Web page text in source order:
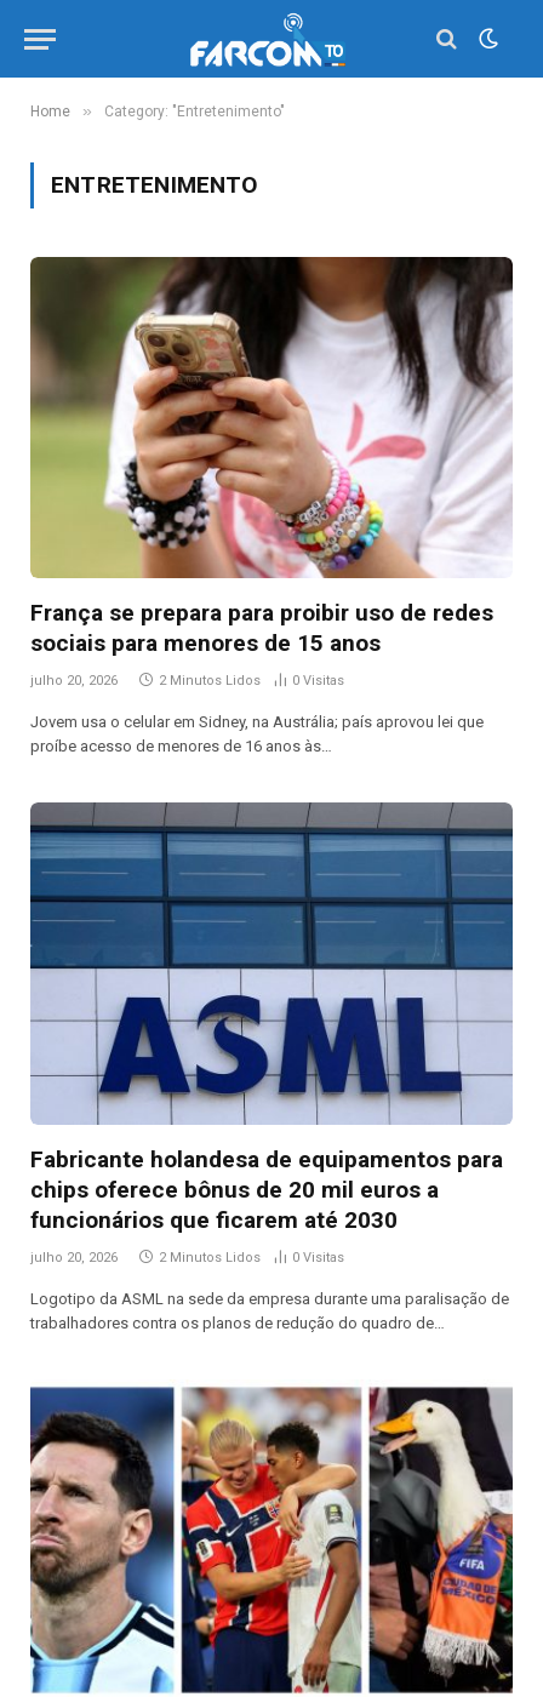
Home » Category: "Entretenimento"
ENTRETENIMENTO
França se prepara para proibir uso de redes
sociais para menores de 15 anos
julho 20, 2026 2 Minutos Lidos 0 Visitas
Jovem usa o celular em Sidney, na Austrália; país aprovou lei que
proíbe acesso de menores de 16 anos às…
Fabricante holandesa de equipamentos para
chips oferece bônus de 20 mil euros a
funcionários que ficarem até 2030
julho 20, 2026 2 Minutos Lidos 0 Visitas
Logotipo da ASML na sede da empresa durante uma paralisação de
trabalhadores contra os planos de redução do quadro de…